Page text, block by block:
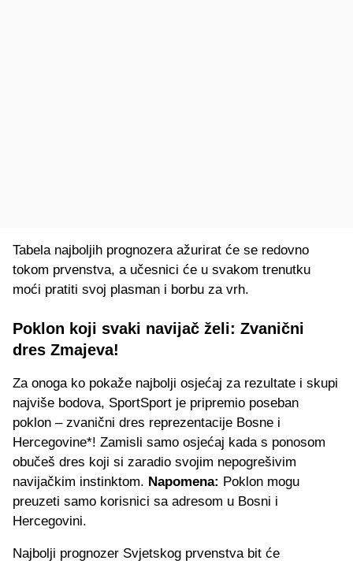
Tabela najboljih prognozera ažurirat će se redovno
tokom prvenstva, a učesnici će u svakom trenutku
moći pratiti svoj plasman i borbu za vrh.
Poklon koji svaki navijač želi: Zvanični
dres Zmajeva!
Za onoga ko pokaže najbolji osjećaj za rezultate i skupi
najviše bodova, SportSport je pripremio poseban
poklon – zvanični dres reprezentacije Bosne i
Hercegovine*! Zamisli samo osjećaj kada s ponosom
obučeš dres koji si zaradio svojim nepogrešivim
navijačkim instinktom. Napomena: Poklon mogu
preuzeti samo korisnici sa adresom u Bosni i
Hercegovini.
Najbolji prognozer Svjetskog prvenstva bit će